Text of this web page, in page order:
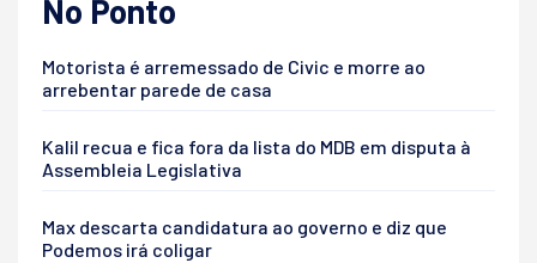
No Ponto
Motorista é arremessado de Civic e morre ao
arrebentar parede de casa
Kalil recua e fica fora da lista do MDB em disputa à
Assembleia Legislativa
Max descarta candidatura ao governo e diz que
Podemos irá coligar